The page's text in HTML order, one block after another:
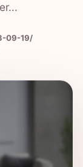
09-19/